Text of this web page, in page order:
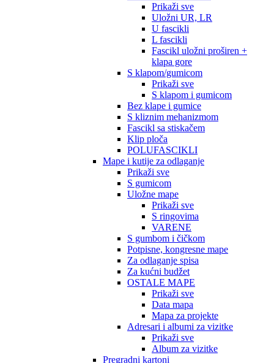
Prikaži sve
Uložni UR, LR
U fascikli
L fascikli
Fascikl uložni proširen +
klapa gore
S klapom/gumicom
Prikaži sve
S klapom i gumicom
Bez klape i gumice
S kliznim mehanizmom
Fascikl sa stiskačem
Klip ploča
POLUFASCIKLI
Mape i kutije za odlaganje
Prikaži sve
S gumicom
Uložne mape
Prikaži sve
S ringovima
VARENE
S gumbom i čičkom
Potpisne, kongresne mape
Za odlaganje spisa
Za kućni budžet
OSTALE MAPE
Prikaži sve
Data mapa
Mapa za projekte
Adresari i albumi za vizitke
Prikaži sve
Album za vizitke
Pregradni kartoni